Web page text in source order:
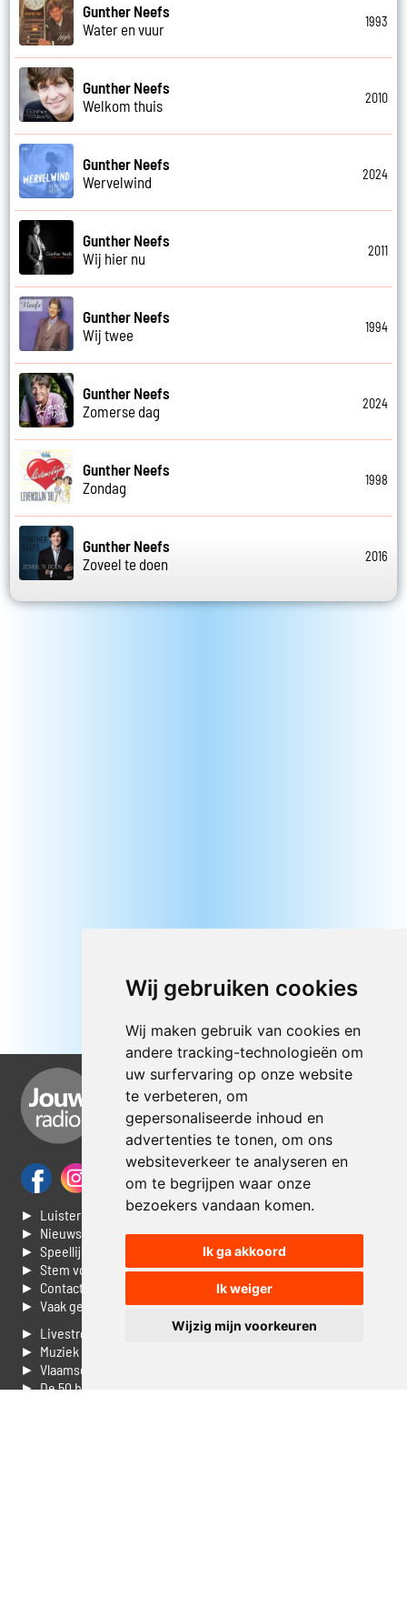
Wij gebruiken cookies
Wij maken gebruik van cookies en
andere tracking-technologieën om
uw surfervaring op onze website
te verbeteren, om
gepersonaliseerde inhoud en
advertenties te tonen, om ons
websiteverkeer te analyseren en
om te begrijpen waar onze
bezoekers vandaan komen.
Ik ga akkoord
Ik weiger
Wijzig mijn voorkeuren
Gunther Neefs
Water en vuur
1993
Gunther Neefs
Welkom thuis
2010
Gunther Neefs
Wervelwind
2024
Gunther Neefs
Wij hier nu
2011
Gunther Neefs
Wij twee
1994
Gunther Neefs
Zomerse dag
2024
Gunther Neefs
Zondag
1998
Gunther Neefs
Zoveel te doen
2016
► Luisteren naar Jouwradio
► Nieuws
► Speellijst
► Stem voor de Dag top 3
► Contacteer ons
► Vaak gestelde vragen
► Livestream informatie
► Muziek opzoeken
► Vlaamse 100 Aller tijden
► De 50 beste van...